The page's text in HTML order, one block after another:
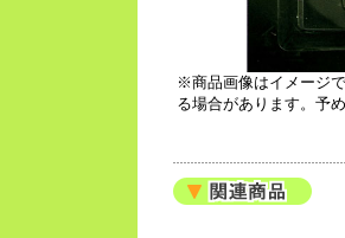
※商品画像はイメージ
る場合があります。予